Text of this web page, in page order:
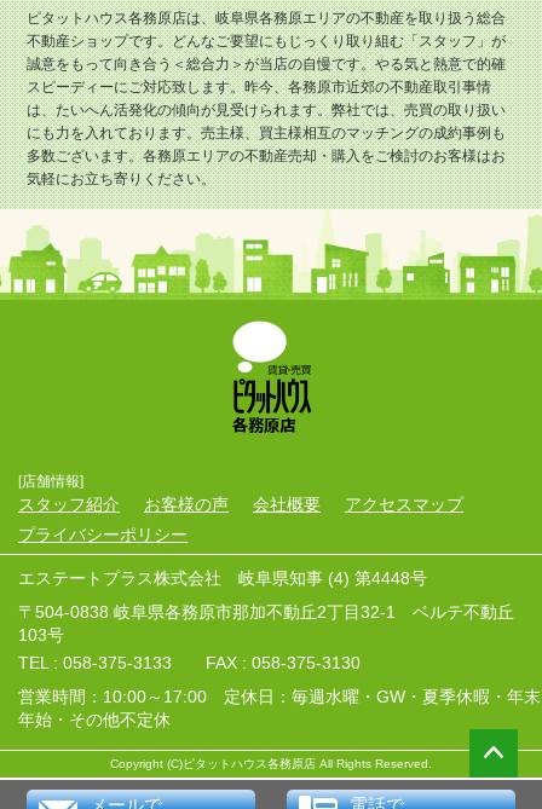
ピタットハウス各務原店は、岐阜県各務原エリアの不動産を取り扱う総合
不動産ショップです。どんなご要望にもじっくり取り組む「スタッフ」が
誠意をもって向き合う＜総合力＞が当店の自慢です。やる気と熱意で的確
スピーディーにご対応致します。昨今、各務原市近郊の不動産取引事情
は、たいへん活発化の傾向が見受けられます。弊社では、売買の取り扱い
にも力を入れております。売主様、買主様相互のマッチングの成約事例も
多数ございます。各務原エリアの不動産売却・購入をご検討のお客様はお
気軽にお立ち寄りください。
[店舗情報]
スタッフ紹介 お客様の声 会社概要
アクセスマップ
プライバシーポリシー
エステートプラス株式会社 岐阜県知事 (4) 第4448号
〒504-0838 岐阜県各務原市那加不動丘2丁目32-1 ベルテ不動丘
103号
TEL : 058-375-3133 FAX : 058-375-3130
営業時間：10:00～17:00 定休日：毎週水曜・GW・夏季休暇・年末
年始・その他不定休
Copyright (C)ピタットハウス各務原店 All Rights Reserved.
メールで 電話で